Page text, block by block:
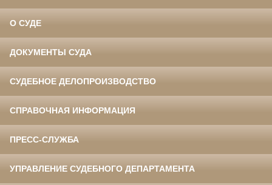
О СУДЕ
ДОКУМЕНТЫ СУДА
СУДЕБНОЕ ДЕЛОПРОИЗВОДСТВО
СПРАВОЧНАЯ ИНФОРМАЦИЯ
ПРЕСС-СЛУЖБА
УПРАВЛЕНИЕ СУДЕБНОГО ДЕПАРТАМЕНТА